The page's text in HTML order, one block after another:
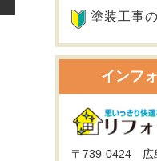
塗装工事
インフ
〒739-0424 広